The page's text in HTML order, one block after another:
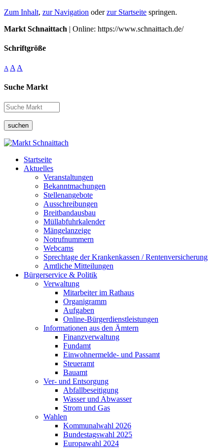
Zum Inhalt, zur Navigation oderzur Startseite springen.
Markt Schnaittach | Online: https://www.schnaittach.de/
Schriftgröße
A A A
Suche Markt
suchen
Startseite
Aktuelles
Veranstaltungen
Bekanntmachungen
Stellenangebote
Ausschreibungen
Breitbandausbau
Müllabfuhrkalender
Mängelanzeige
Notrufnummern
Webcams
Sprechtage der Krankenkassen / Rentenversicherung
Amtliche Mitteilungen
Bürgerservice & Politik
Verwaltung
Mitarbeiter im Rathaus
Organigramm
Aufgaben
Online-Bürgerdienstleistungen
Informationen aus den Ämtern
Finanzverwaltung
Fundamt
Einwohnermelde- und Passamt
Steueramt
Bauamt
Ver- und Entsorgung
Abfallbeseitigung
Wasser und Abwasser
Strom und Gas
Wahlen
Kommunalwahl 2026
Bundestagswahl 2025
Europawahl 2024